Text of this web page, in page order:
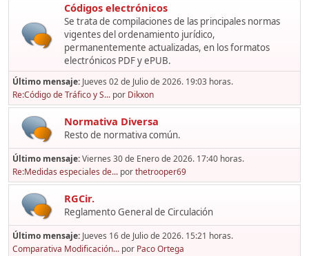
Códigos electrónicos
Se trata de compilaciones de las principales normas
vigentes del ordenamiento jurídico,
permanentemente actualizadas, en los formatos
electrónicos PDF y ePUB.
Último mensaje: Jueves 02 de Julio de 2026. 19:03 horas.
Re:Código de Tráfico y S... por Dikxon
Normativa Diversa
Resto de normativa común.
Último mensaje:Viernes 30 de Enero de 2026. 17:40 horas.
Re:Medidas especiales de... porthetrooper69
RGCir.
Reglamento General de Circulación
Último mensaje: Jueves 16 de Julio de 2026. 15:21 horas.
Comparativa Modificación... por Paco Ortega